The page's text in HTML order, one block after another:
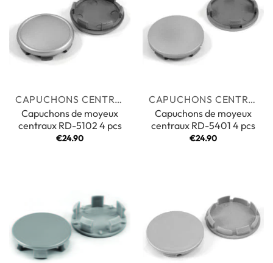
CAPUCHONS CENTRAUX
Capuchons de moyeux
centraux RD-5102 4 pcs
€24.90
CAPUCHONS CENTRAUX
Capuchons de moyeux
centraux RD-5401 4 pcs
€24.90